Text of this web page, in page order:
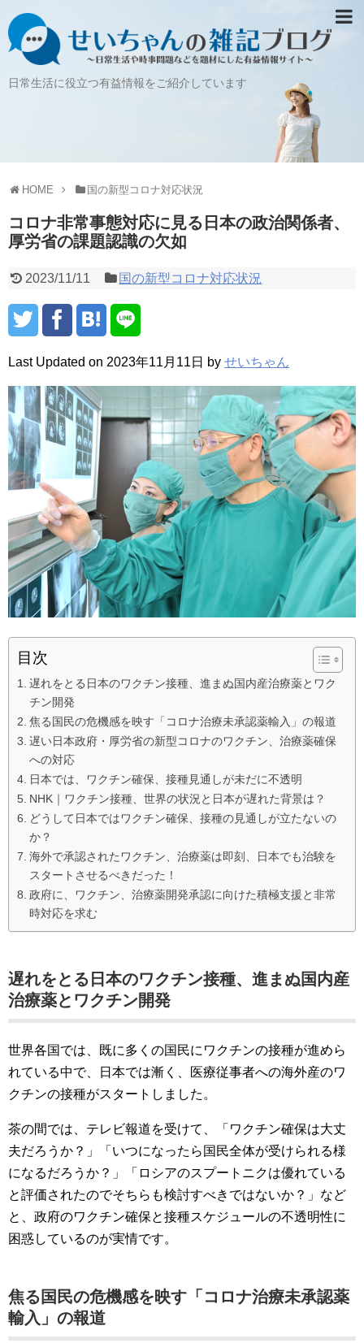
日常生活に役立つ有益情報をご紹介しています
HOME 国の新型コロナ対応状況
コロナ非常事態対応に見る日本の政治関係者、
厚労省の課題認識の欠如
2023/11/11 国の新型コロナ対応状況
Last Updated on 2023年11月11日 by せいちゃん
目次
遅れをとる日本のワクチン接種、進まぬ国内産治療薬とワク
チン開発
焦る国民の危機感を映す「コロナ治療未承認薬輸入」の報道
遅い日本政府・厚労省の新型コロナのワクチン、治療薬確保
への対応
日本では、ワクチン確保、接種見通しが未だに不透明
NHK｜ワクチン接種、世界の状況と日本が遅れた背景は？
どうして日本ではワクチン確保、接種の見通しが立たないの
か？
海外で承認されたワクチン、治療薬は即刻、日本でも治験を
スタートさせるべきだった！
政府に、ワクチン、治療薬開発承認に向けた積極支援と非常
時対応を求む
遅れをとる日本のワクチン接種、進まぬ国内産
治療薬とワクチン開発
世界各国では、既に多くの国民にワクチンの接種が進めら
れている中で、日本では漸く、医療従事者への海外産のワ
クチンの接種がスタートしました。
茶の間では、テレビ報道を受けて、「ワクチン確保は大丈
夫だろうか？」「いつになったら国民全体が受けられる様
になるだろうか？」「ロシアのスプートニクは優れている
と評価されたのでそちらも検討すべきではないか？」など
と、政府のワクチン確保と接種スケジュールの不透明性に
困惑しているのが実情です。
焦る国民の危機感を映す「コロナ治療未承認薬
輸入」の報道